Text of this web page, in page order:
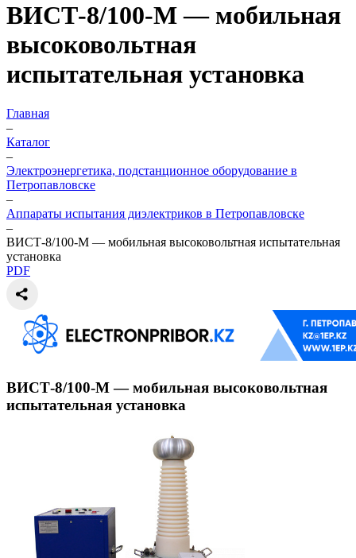
ВИСТ-8/100-М — мобильная
высоковольтная
испытательная установка
Главная
–
Каталог
–
Электроэнергетика, подстанционное оборудование в
Петропавловске
–
Аппараты испытания диэлектриков в Петропавловске
–
ВИСТ-8/100-М — мобильная высоковольтная испытательная
установка
PDF
ВИСТ-8/100-М — мобильная высоковольтная
испытательная установка